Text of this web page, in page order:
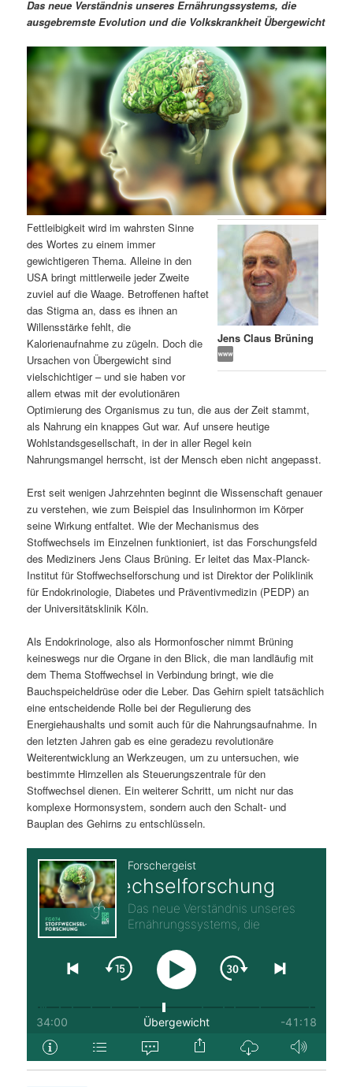
r
n
I
n
a
l
t
s
p
r
n
g
e
n
d
r
e
n
n
h
a
l
t
s
r
i
n
g
e
n
n
a
i
g
i
o
n
Das neue Verständnis unseres Ernährungssystems, die
ausgebremste Evolution und die Volkskrankheit Übergewicht
Jens Claus Brüning
Fettleibigkeit wird im wahrsten Sinne
des Wortes zu einem immer
gewichtigeren Thema. Alleine in den
USA bringt mittlerweile jeder Zweite
zuviel auf die Waage. Betroffenen haftet
das Stigma an, dass es ihnen an
Willensstärke fehlt, die
Kalorienaufnahme zu zügeln. Doch die
Ursachen von Übergewicht sind
vielschichtiger – und sie haben vor
allem etwas mit der evolutionären
Optimierung des Organismus zu tun, die aus der Zeit stammt,
als Nahrung ein knappes Gut war. Auf unsere heutige
Wohlstandsgesellschaft, in der in aller Regel kein
Nahrungsmangel herrscht, ist der Mensch eben nicht angepasst.
Erst seit wenigen Jahrzehnten beginnt die Wissenschaft genauer
zu verstehen, wie zum Beispiel das Insulinhormon im Körper
seine Wirkung entfaltet. Wie der Mechanismus des
Stoffwechsels im Einzelnen funktioniert, ist das Forschungsfeld
des Mediziners Jens Claus Brüning. Er leitet das Max-Planck-
Institut für Stoffwechselforschung und ist Direktor der Poliklinik
für Endokrinologie, Diabetes und Präventivmedizin (PEDP) an
der Universitätsklinik Köln.
Als Endokrinologe, also als Hormonfoscher nimmt Brüning
keineswegs nur die Organe in den Blick, die man landläufig mit
dem Thema Stoffwechsel in Verbindung bringt, wie die
Bauchspeicheldrüse oder die Leber. Das Gehirn spielt tatsächlich
eine entscheidende Rolle bei der Regulierung des
Energiehaushalts und somit auch für die Nahrungsaufnahme. In
den letzten Jahren gab es eine geradezu revolutionäre
Weiterentwicklung an Werkzeugen, um zu untersuchen, wie
bestimmte Hirnzellen als Steuerungszentrale für den
Stoffwechsel dienen. Ein weiterer Schritt, um nicht nur das
komplexe Hormonsystem, sondern auch den Schalt- und
Bauplan des Gehirns zu entschlüsseln.